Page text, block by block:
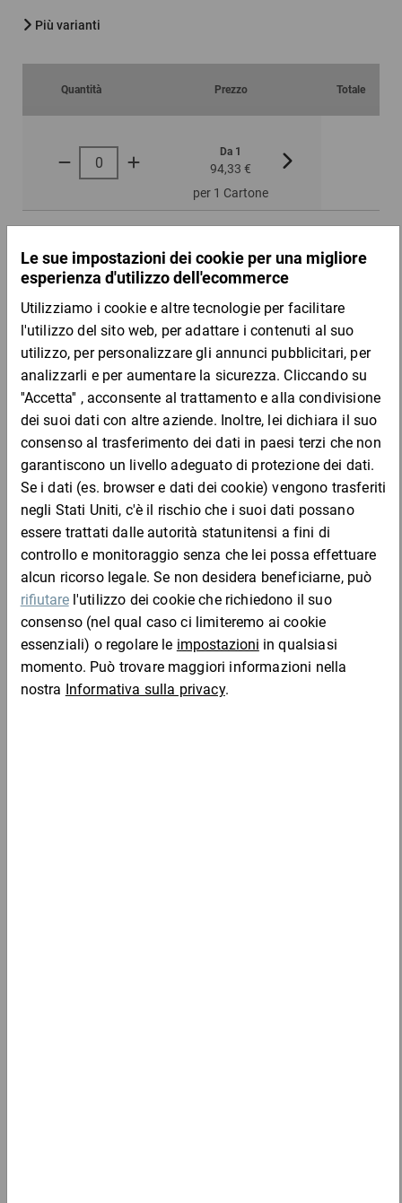
Più varianti
Quantità Prezzo Totale
Da 1
94,33 €
per 1 Cartone
DESCRIZIONE DEL PRODOTTO
I sacchetti a bolle d’aria spessi tre strati proteggono in modo
eccellente i prodotti sensibili. Grazie alle strisce autoadesive
possono essere chiusi in un batter d’occhio. Le superfici sono
sacchetto può variare a causa del processo di riciclaggio.
Vantaggi:
per merci che necessitano di particolare protezione
semplici da maneggiare grazie alla chiusura autoadesiva
realizzati al 50% con PE riciclato
Materiale:
pellicola in LDPE a 3 strati con spessore 80 µ
altezza bolle 4 mm, diametro bolle 10 mm
Completa l'ordine con: